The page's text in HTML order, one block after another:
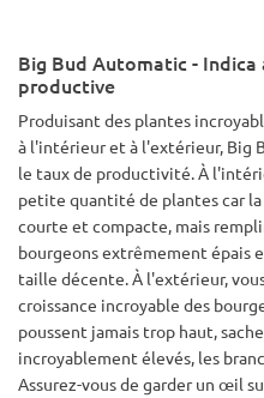
Big Bud Automatic - Indica
productive
Produisant des plantes
à l'intérieur et à l'extérieur, Big
le taux de productivité. À
petite quantité de plantes car
courte et compacte, mais
bourgeons extrêmement épais
taille décente. À l'extérieur,
croissance incroyable des
poussent jamais trop haut,
incroyablement élevés, les
Assurez-vous de garder un œil